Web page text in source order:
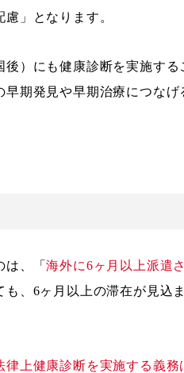
」となります。
）にも健康診断を実施する
期発見や早期治療につな
は、「海外に6ヶ月以上派遣
、6ヶ月以上の滞在が見込
上健康診断を実施する義務